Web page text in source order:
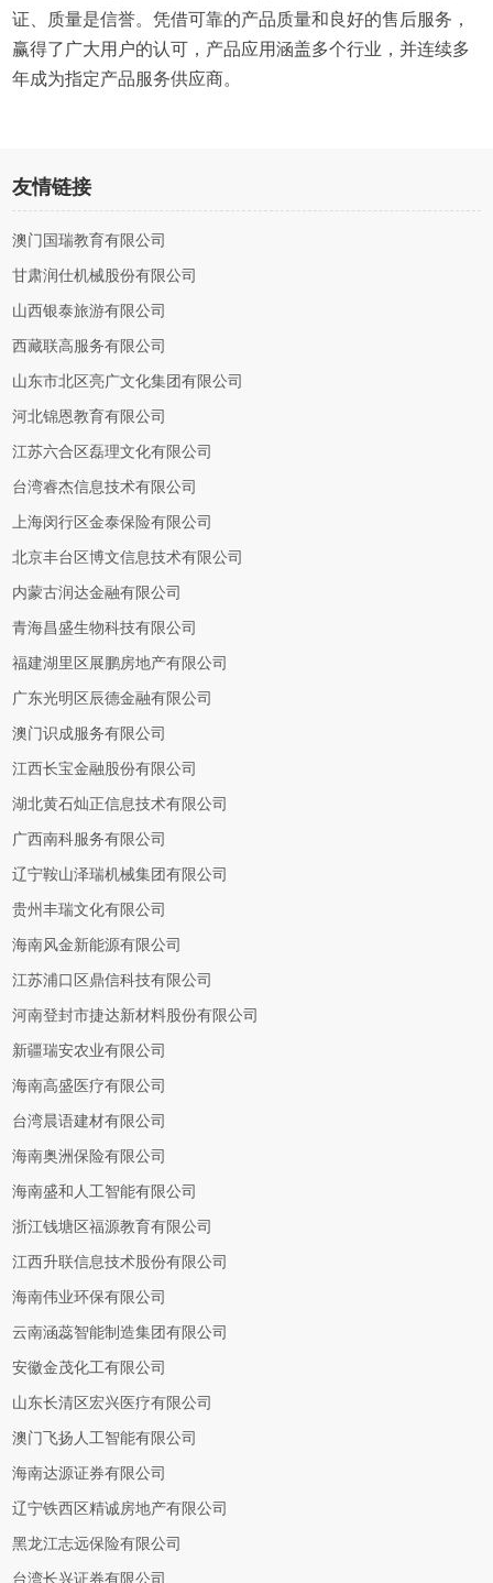
证、质量是信誉。凭借可靠的产品质量和良好的售后服务，
赢得了广大用户的认可，产品应用涵盖多个行业，并连续多
年成为指定产品服务供应商。
友情链接
澳门国瑞教育有限公司
甘肃润仕机械股份有限公司
山西银泰旅游有限公司
西藏联高服务有限公司
山东市北区亮广文化集团有限公司
河北锦恩教育有限公司
江苏六合区磊理文化有限公司
台湾睿杰信息技术有限公司
上海闵行区金泰保险有限公司
北京丰台区博文信息技术有限公司
内蒙古润达金融有限公司
青海昌盛生物科技有限公司
福建湖里区展鹏房地产有限公司
广东光明区辰德金融有限公司
澳门识成服务有限公司
江西长宝金融股份有限公司
湖北黄石灿正信息技术有限公司
广西南科服务有限公司
辽宁鞍山泽瑞机械集团有限公司
贵州丰瑞文化有限公司
海南风金新能源有限公司
江苏浦口区鼎信科技有限公司
河南登封市捷达新材料股份有限公司
新疆瑞安农业有限公司
海南高盛医疗有限公司
台湾晨语建材有限公司
海南奥洲保险有限公司
海南盛和人工智能有限公司
浙江钱塘区福源教育有限公司
江西升联信息技术股份有限公司
海南伟业环保有限公司
云南涵蕊智能制造集团有限公司
安徽金茂化工有限公司
山东长清区宏兴医疗有限公司
澳门飞扬人工智能有限公司
海南达源证券有限公司
辽宁铁西区精诚房地产有限公司
黑龙江志远保险有限公司
台湾长兴证券有限公司